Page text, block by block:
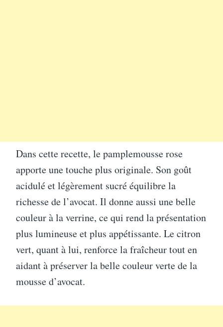
Dans cette recette, le pamplemousse rose
apporte une touche plus originale. Son goût
acidulé et légèrement sucré équilibre la
richesse de l’avocat. Il donne aussi une belle
couleur à la verrine, ce qui rend la présentation
plus lumineuse et plus appétissante. Le citron
vert, quant à lui, renforce la fraîcheur tout en
aidant à préserver la belle couleur verte de la
mousse d’avocat.